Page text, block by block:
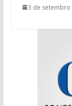
3 de setembro